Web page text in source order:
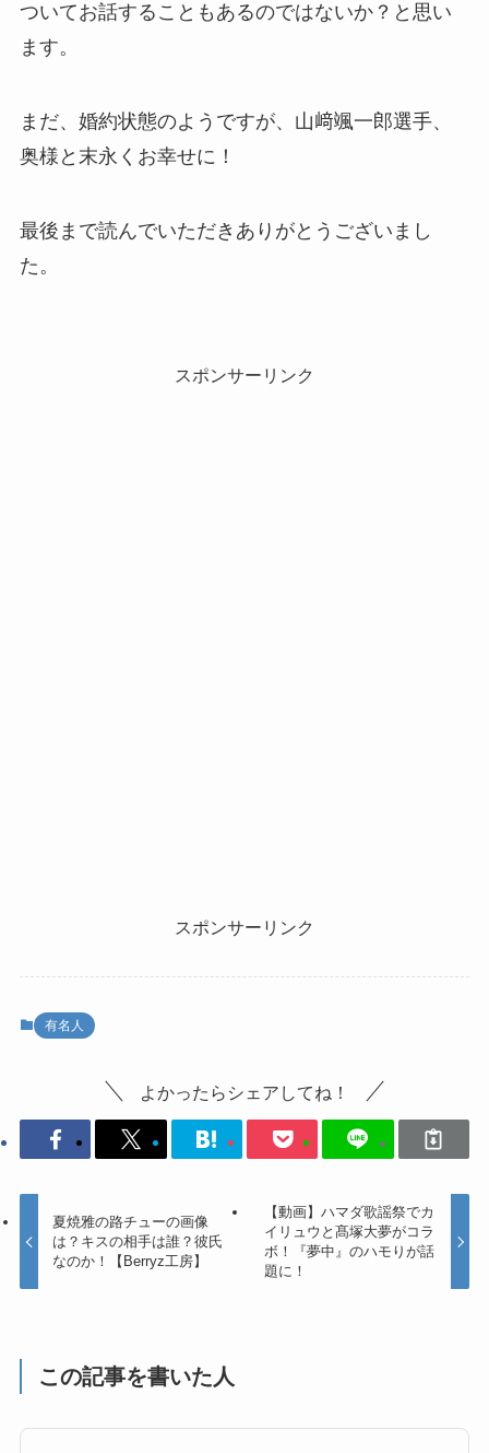
ついてお話することもあるのではないか？と思い
ます。
まだ、婚約状態のようですが、山﨑颯一郎選手、
奥様と末永くお幸せに！
最後まで読んでいただきありがとうございまし
た。
スポンサーリンク
スポンサーリンク
有名人
よかったらシェアしてね！
夏焼雅の路チューの画像
は？キスの相手は誰？彼氏
なのか！【Berryz工房】
【動画】ハマダ歌謡祭でカ
イリュウと髙塚大夢がコラ
ボ！『夢中』のハモりが話
題に！
この記事を書いた人